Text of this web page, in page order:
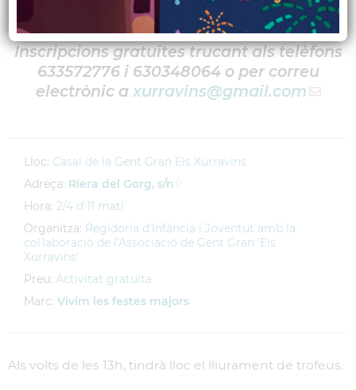
Inscripcions gratuïtes trucant als telèfons
633572776 i 630348064 o per correu
electrònic a xurravins@gmail.com
Lloc: Casal de la Gent Gran Els Xurravins
Adreça: Riera del Gorg, s/n
Hora: 2/4 d'11 matí
Organitza: Regidoria d'Infància i Joventut amb la
col·laboració de l'Associació de Gent Gran 'Els
Xurravins'
Preu: Activitat gratuïta
Marc: Vivim les festes majors
Als volts de les 13h, tindrà lloc el lliurament de trofeus.